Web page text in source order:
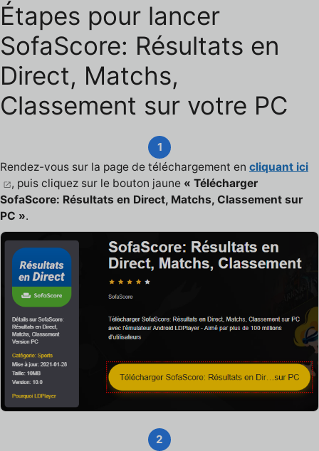
Étapes pour lancer
SofaScore: Résultats en
Direct, Matchs,
Classement sur votre PC
1
Rendez-vous sur la page de téléchargement en cliquant ici
, puis cliquez sur le bouton jaune « Télécharger
SofaScore: Résultats en Direct, Matchs, Classement sur
PC ».
2